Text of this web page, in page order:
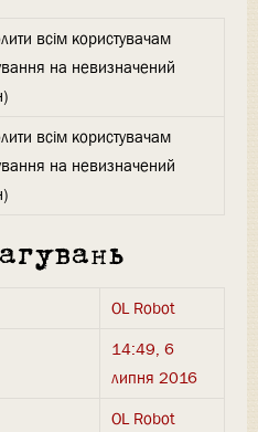
всім користувачам
на невизначений
всім користувачам
на невизначений
OL Robot
14:49, 6
липня 2016
OL Robot